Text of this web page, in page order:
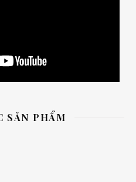
SẢN PHẨM